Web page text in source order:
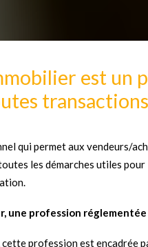
est un
qui permet aux vendeurs/
les démarches utiles
une profession réglementée
profession est encadrée